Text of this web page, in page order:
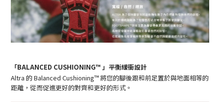
「BALANCED CUSHIONING™ 」平衡緩衝設計
Altra 的Balanced Cushioning™將您的腳後跟和前足置於與地面相等的
距離，從而促進更好的對齊和更好的形式。